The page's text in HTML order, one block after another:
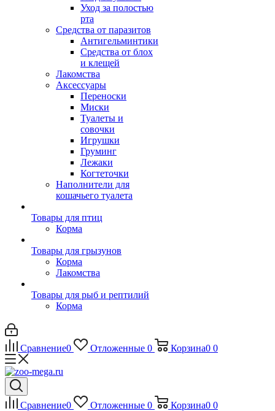
Уход за полостью
рта
Средства от паразитов
Антигельминтики
Средства от блох
и клещей
Лакомства
Аксессуары
Переноски
Миски
Туалеты и
совочки
Игрушки
Груминг
Лежаки
Когтеточки
Наполнители для
кошачьего туалета
Товары для птиц
Корма
Товары для грызунов
Корма
Лакомства
Товары для рыб и рептилий
Корма
Сравнение0 Отложенные 0 Корзина0 0
Сравнение0 Отложенные 0 Корзина0 0